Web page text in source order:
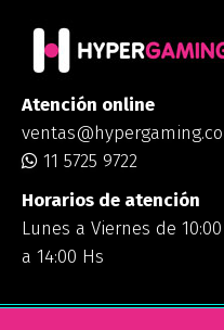
Atención online
11 5725 9722
Horarios de atención
Lunes a Viernes de
a 14:00 Hs